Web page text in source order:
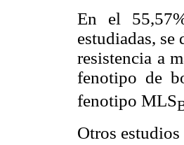
En el
estudiadas, se
resistencia a
fenotipo de
fenotipo MLS
Otros